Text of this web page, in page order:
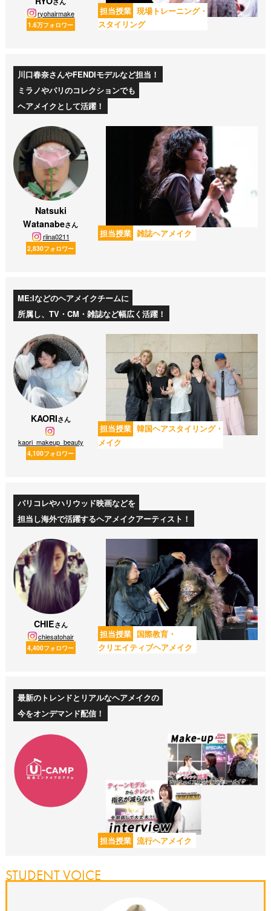
ryohairmake
1.6万フォロワー
担当授業 現場トレーニング・
スタイリング
川口春奈さんやFENDIモデルなど担当！
ミラノやパリのコレクションでも
ヘアメイクとして活躍！
Natsuki
Watanabeさん
riina0211
2,830フォロワー
担当授業 雑誌ヘアメイク
ME:Iなどのヘアメイクチームに
所属し、TV・CM・雑誌など幅広く活躍！
KAORIさん
kaori_makeup_beauty
4,100フォロワー
担当授業 韓国ヘアスタイリング・
メイク
パリコレやハリウッド映画などを
担当し海外で活躍するヘアメイクアーティスト！
CHIEさん
chiesatohair
4,400フォロワー
担当授業 国際教育・
クリエイティブヘアメイク
最新のトレンドとリアルなヘアメイクの
今をオンデマンド配信！
担当授業 流行ヘアメイク
STUDENT VOICE